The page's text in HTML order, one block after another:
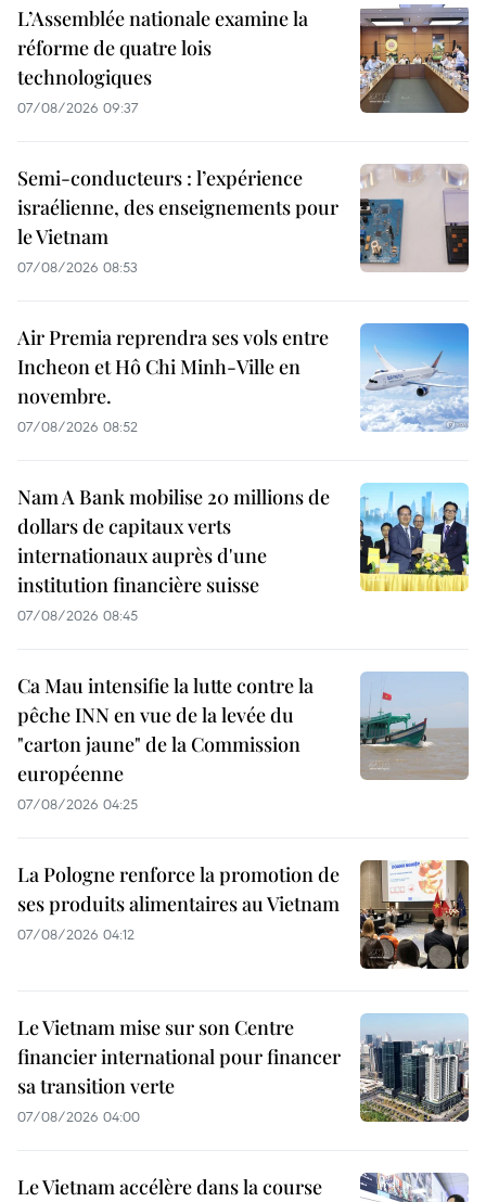
L’Assemblée nationale examine la
réforme de quatre lois
technologiques
07/08/2026 09:37
Semi-conducteurs : l’expérience
israélienne, des enseignements pour
le Vietnam
07/08/2026 08:53
Air Premia reprendra ses vols entre
Incheon et Hô Chi Minh-Ville en
novembre.
07/08/2026 08:52
Nam A Bank mobilise 20 millions de
dollars de capitaux verts
internationaux auprès d'une
institution financière suisse
07/08/2026 08:45
Ca Mau intensifie la lutte contre la
pêche INN en vue de la levée du
"carton jaune" de la Commission
européenne
07/08/2026 04:25
La Pologne renforce la promotion de
ses produits alimentaires au Vietnam
07/08/2026 04:12
Le Vietnam mise sur son Centre
financier international pour financer
sa transition verte
07/08/2026 04:00
Le Vietnam accélère dans la course